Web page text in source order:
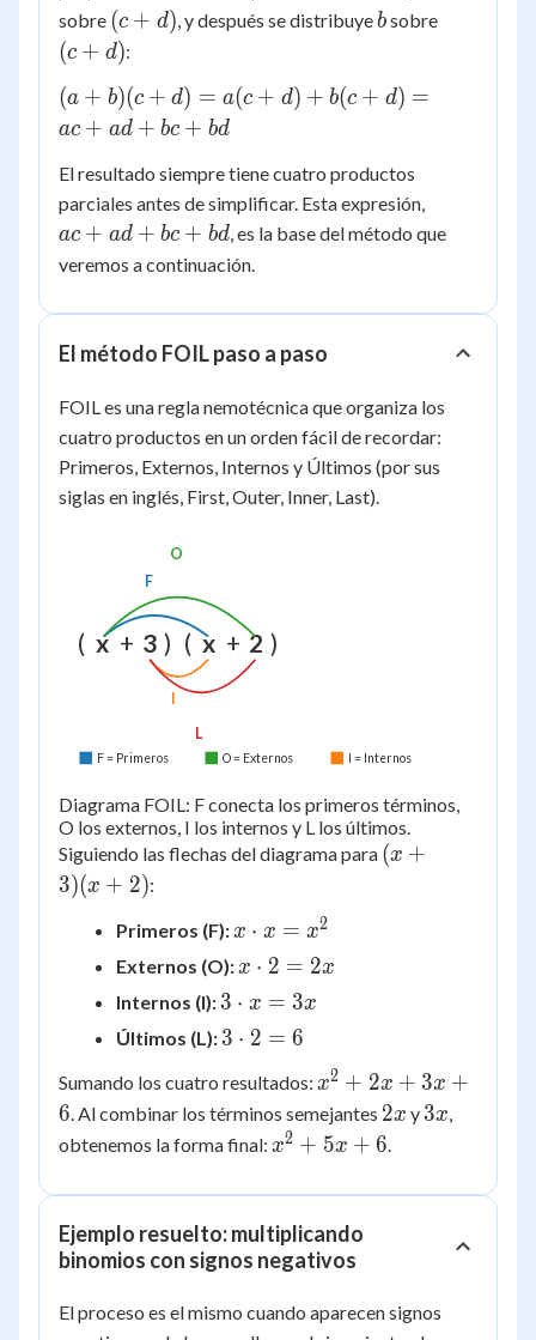
sobre (c+d)
(c + d), y después se distribuyeb
bsobre(c+d)
(c + d):
(a+b)
(c+d)
a(c+d)
+
b(c+d)
= ac +
bc +
bd
(a + b)(c + d) = a(c + d) + b(c + d) =
ac + ad + bc + bd
El resultado siempre tiene cuatro productos
parciales antes de simplificar. Esta expresión,
+
bc
ac + ad + bc + bd, es la base del método que
veremos a continuación.
El método FOIL paso a paso
FOIL es una regla nemotécnica que organiza los
cuatro productos en un orden fácil de recordar:
Primeros, Externos, Internos y Últimos (por sus
siglas en inglés, First, Outer, Inner, Last).
( x + 3 ) ( x + 2 )
F
O
L
F = Primeros O = Externos I = Internos
Diagrama FOIL: F conecta los primeros términos,
O los externos, I los internos y L los últimos.
Siguiendo las flechas del diagrama para (x+3)
(x +
3)(x + 2):
Primeros (F): x
\cdot
x^2
x ⋅ x = x2
Externos (O): x
2x
x ⋅ 2 = 2x
Internos (I): 3
\cdot
3x
3 ⋅ x = 3x
Últimos (L): 3
2 = 6
3 ⋅ 2 = 6
Sumando los cuatro resultados: x^2
+
2x
3x
x2 + 2x + 3x +
6. Al combinar los términos semejantes 2x
2x y 3x
3x,
obtenemos la forma final: x^2
5x
+ 6
x2 + 5x + 6.
Ejemplo resuelto: multiplicando
binomios con signos negativos
El proceso es el mismo cuando aparecen signos